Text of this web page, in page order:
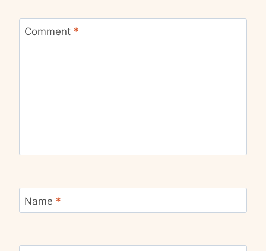
Comment *
Name *